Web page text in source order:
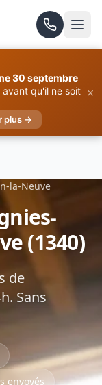
30 septembre
qu'il ne soit
plus →
×
la-Neuve
(1340)
de
Sans
envoyés